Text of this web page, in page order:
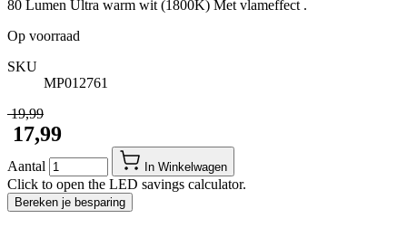
80 Lumen Ultra warm wit (1800K) Met vlameffect .
Op voorraad
SKU
MP012761
​ 19,99
​ 17,99
Aantal In Winkelwagen
Click to open the LED savings calculator.
Bereken je besparing